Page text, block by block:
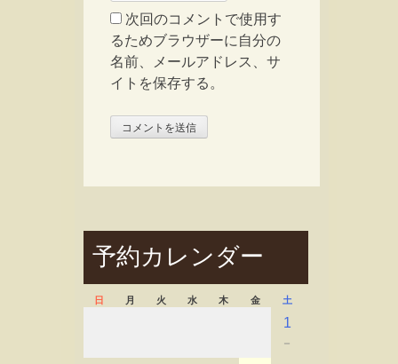
次回のコメントで使用す
るためブラウザーに自分の
名前、メールアドレス、サ
イトを保存する。
予約カレンダー
日 月 火 水 木 金 土
1
－